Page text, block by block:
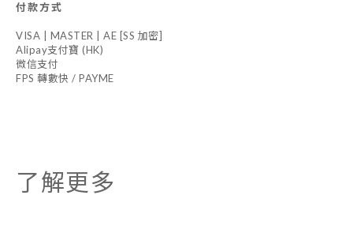
付款方式
VISA | MASTER | AE [SS 加密]
Alipay支付寶 (HK)
微信支付
FPS 轉數快 / PAYME
了解更多